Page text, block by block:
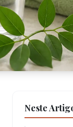
Neste